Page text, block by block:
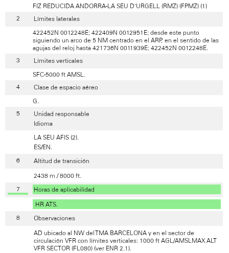
FIZ REDUCIDA ANDORRA-LA SEU D’URGELL (RMZ) (FPMZ) (1)
Límites laterales
422452N 0012248E; 422409N 0012951E; desde este punto
siguiendo un arco de 5 NM centrado en el ARP, en el sentido de las
agujas del reloj hasta 421736N 0011939E; 422452N 0012248E.
Límites verticales
SFC-5000 ft AMSL.
Clase de espacio aéreo
G.
Unidad responsable
Idioma
LA SEU AFIS (2).
ES/EN.
Altitud de transición
2438 m / 8000 ft.
Horas de aplicabilidad
HR ATS.
Observaciones
AD ubicado al NW del TMA BARCELONA y en el sector de
circulación VFR con límites verticales: 1000 ft AGL/AMSLMAX ALT
VFR SECTOR (FL080) (ver ENR 2.1).